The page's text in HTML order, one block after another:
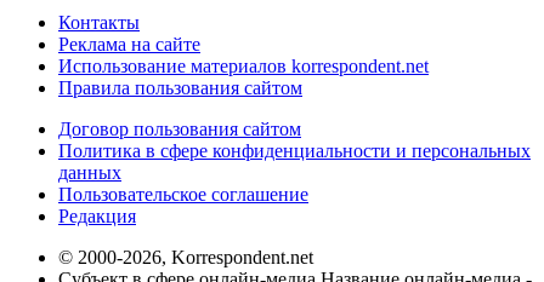
Контакты
Реклама на сайте
Использование материалов korrespondent.net
Правила пользования сайтом
Договор пользования сайтом
Политика в сфере конфиденциальности и персональных
данных
Пользовательское соглашение
Редакция
© 2000-2026, Korrespondent.net